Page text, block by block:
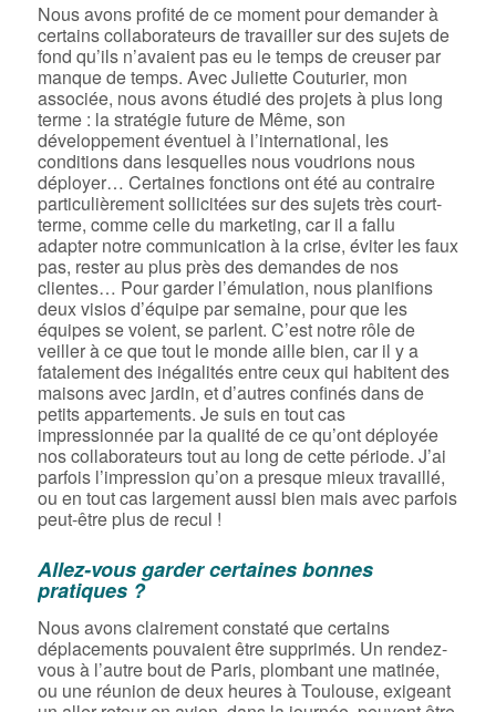
Nous avons profité de ce moment pour demander à
certains collaborateurs de travailler sur des sujets de
fond qu’ils n’avaient pas eu le temps de creuser par
manque de temps. Avec Juliette Couturier, mon
associée, nous avons étudié des projets à plus long
terme : la stratégie future de Même, son
développement éventuel à l’international, les
conditions dans lesquelles nous voudrions nous
déployer… Certaines fonctions ont été au contraire
particulièrement sollicitées sur des sujets très court-
terme, comme celle du marketing, car il a fallu
adapter notre communication à la crise, éviter les faux
pas, rester au plus près des demandes de nos
clientes… Pour garder l’émulation, nous planifions
deux visios d’équipe par semaine, pour que les
équipes se voient, se parlent. C’est notre rôle de
veiller à ce que tout le monde aille bien, car il y a
fatalement des inégalités entre ceux qui habitent des
maisons avec jardin, et d’autres confinés dans de
petits appartements. Je suis en tout cas
impressionnée par la qualité de ce qu’ont déployée
nos collaborateurs tout au long de cette période. J’ai
parfois l’impression qu’on a presque mieux travaillé,
ou en tout cas largement aussi bien mais avec parfois
peut-être plus de recul !
Allez-vous garder certaines bonnes
pratiques ?
Nous avons clairement constaté que certains
déplacements pouvaient être supprimés. Un rendez-
vous à l’autre bout de Paris, plombant une matinée,
ou une réunion de deux heures à Toulouse, exigeant